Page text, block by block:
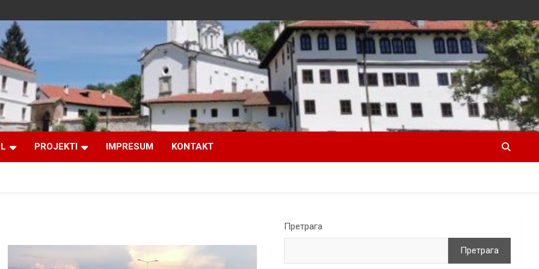
PROJEKTI IMPRESUM KONTAKT
Претрага
Претрага